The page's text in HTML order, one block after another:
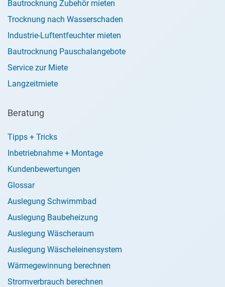
Bautrocknung Zubehör mieten
Trocknung nach Wasserschaden
Industrie-Luftentfeuchter mieten
Bautrocknung Pauschalangebote
Service zur Miete
Langzeitmiete
Beratung
Tipps + Tricks
Inbetriebnahme + Montage
Kundenbewertungen
Glossar
Auslegung Schwimmbad
Auslegung Baubeheizung
Auslegung Wäscheraum
Auslegung Wäscheleinensystem
Wärmegewinnung berechnen
Stromverbrauch berechnen